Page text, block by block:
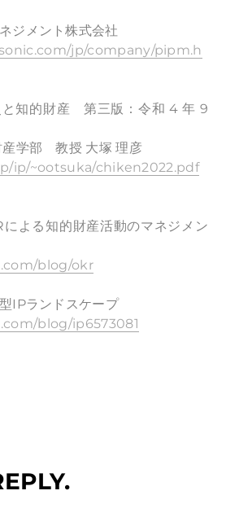
ジメント株式会社
jp/company/pipm.h
と知的財産 第三版：令和 4 年 9
産学部 教授 大塚 理彦
ip/~ootsuka/chiken2022.pdf
よる知的財産活動のマネジメン
blog/okr
IPランドスケープ
blog/ip6573081